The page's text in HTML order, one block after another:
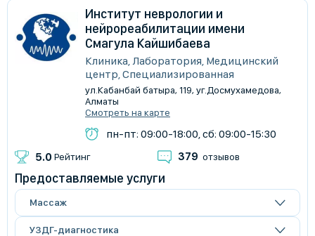
Институт неврологии и
нейрореабилитации имени
Смагула Кайшибаева
Клиника, Лаборатория, Медицинский
центр, Специализированная
​ул.Кабанбай батыра, 119, уг.Досмухамедова,
Алматы
Смотреть на карте
пн-пт: 09:00-18:00, сб: 09:00-15:30
5.0 Рейтинг 379 отзывов
Предоставляемые услуги
Массаж
УЗДГ-диагностика